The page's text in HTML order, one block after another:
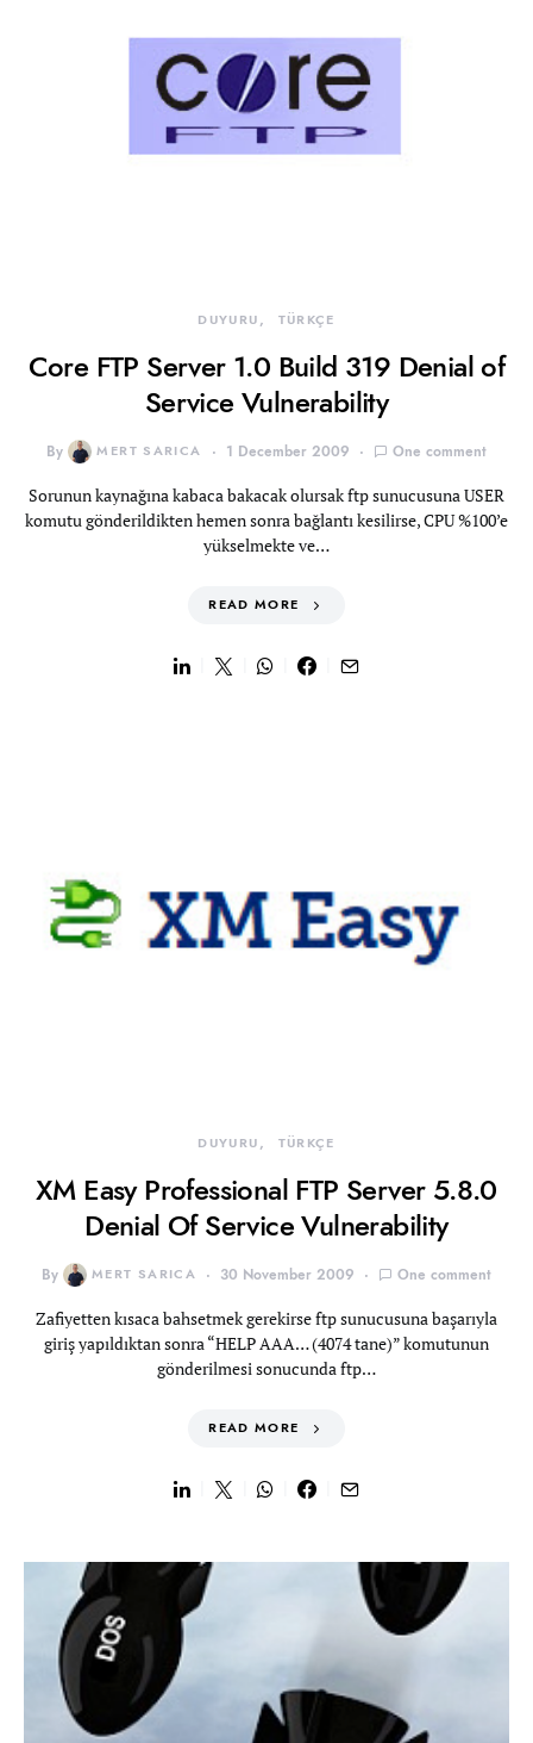
DUYURU TÜRKÇE
Core FTP Server 1.0 Build 319 Denial of
Service Vulnerability
By MERT SARICA 1 December 2009 One comment
Sorunun kaynağına kabaca bakacak olursak ftp sunucusuna USER
komutu gönderildikten hemen sonra bağlantı kesilirse, CPU %100’e
yükselmekte ve…
READ MORE
DUYURU TÜRKÇE
XM Easy Professional FTP Server 5.8.0
Denial Of Service Vulnerability
By MERT SARICA 30 November 2009 One comment
Zafiyetten kısaca bahsetmek gerekirse ftp sunucusuna başarıyla
giriş yapıldıktan sonra “HELP AAA… (4074 tane)” komutunun
gönderilmesi sonucunda ftp…
READ MORE